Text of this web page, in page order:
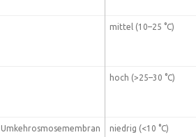
mittel (10–25 °C)
hoch (>25–30 °C)
Umkehrosmosemembran niedrig (<10 °C)